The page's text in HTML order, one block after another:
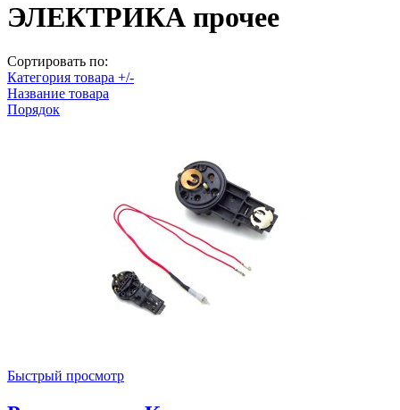
ЭЛЕКТРИКА прочее
Сортировать по:
Категория товара +/-
Название товара
Порядок
Быстрый просмотр